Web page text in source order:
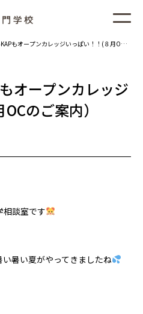
もオープンカレッジいっぱい！！(８月OC
オープンカレッジ
のご案内）
相談室です
暑い夏がやってきましたね